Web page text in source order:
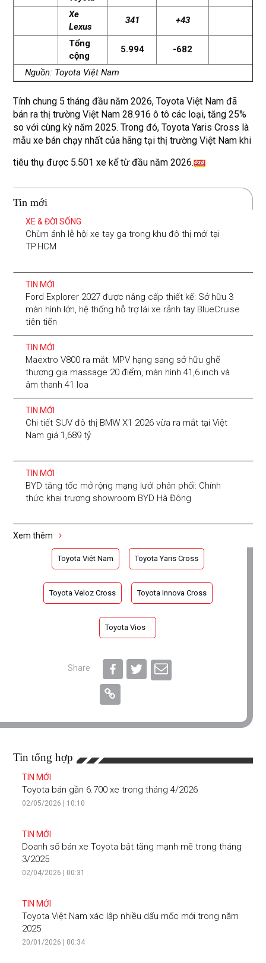
Xe
Lexus
341 +43
Tổng
cộng
5.994 -682
Nguồn: Toyota Việt Nam
Tính chung 5 tháng đầu năm 2026, Toyota Việt Nam đã
bán ra thị trường Việt Nam 28.916 ô tô các loại, tăng 25%
so với cùng kỳ năm 2025. Trong đó, Toyota Yaris Cross là
mẫu xe bán chạy nhất của hãng tại thị trường Việt Nam khi
tiêu thụ được 5.501 xe kể từ đầu năm 2026.
Tin mới
XE & ĐỜI SỐNG
Chùm ảnh lễ hội xe tay ga trong khu đô thị mới tại
TP.HCM
TIN MỚI
Ford Explorer 2027 được nâng cấp thiết kế: Sở hữu 3
màn hình lớn, hệ thống hỗ trợ lái xe rảnh tay BlueCruise
tiên tiến
TIN MỚI
Maextro V800 ra mắt: MPV hạng sang sở hữu ghế
thương gia massage 20 điểm, màn hình 41,6 inch và
âm thanh 41 loa
TIN MỚI
Chi tiết SUV đô thị BMW X1 2026 vừa ra mắt tại Việt
Nam giá 1,689 tỷ
TIN MỚI
BYD tăng tốc mở rộng mạng lưới phân phối: Chính
thức khai trương showroom BYD Hà Đông
Xem thêm
Toyota Việt Nam Toyota Yaris Cross
Toyota Veloz Cross Toyota Innova Cross
Toyota Vios
Share
Tin tổng hợp
TIN MỚI
Toyota bán gần 6.700 xe trong tháng 4/2026
02/05/2026 | 10:10
TIN MỚI
Doanh số bán xe Toyota bật tăng mạnh mẽ trong tháng
3/2025
02/04/2026 | 00:31
TIN MỚI
Toyota Việt Nam xác lập nhiều dấu mốc mới trong năm
2025
20/01/2026 | 00:34